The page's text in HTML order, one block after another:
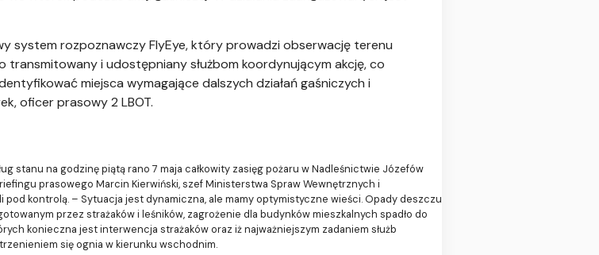
system rozpoznawczy FlyEye, który prowadzi obserwację terenu
transmitowany i udostępniany służbom koordynującym akcję, co
miejsca wymagające dalszych działań gaśniczych i
oficer prasowy 2 LBOT.
stanu na godzinę piątą rano 7 maja całkowity zasięg pożaru w Nadleśnictwie Józefów
prasowego Marcin Kierwiński, szef Ministerstwa Spraw Wewnętrznych i
kontrolą. – Sytuacja jest dynamiczna, ale mamy optymistyczne wieści. Opady deszczu
przez strażaków i leśników, zagrożenie dla budynków mieszkalnych spadło do
konieczna jest interwencja strażaków oraz iż najważniejszym zadaniem służb
się ognia w kierunku wschodnim.